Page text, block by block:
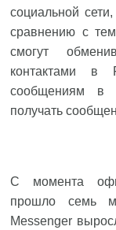
социальной
сравнению с
смогут
контактами в
сообщениям в
получать
С момента
прошло семь
Messenger